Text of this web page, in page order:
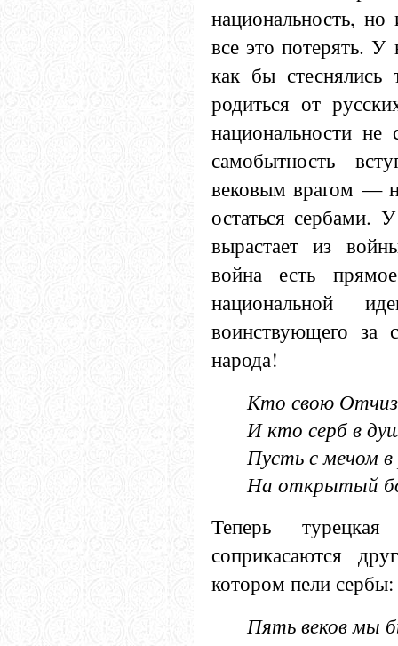
национальность,
все это потерять.
как бы стеснялись
родиться от
национальности
самобытность
вековым врагом —
остаться сербами.
вырастает из
война есть
национальной
воинствующего за
народа!
Кто свою
И кто серб в
Пусть с мечом
На открытый
Теперь
соприкасаются
котором пели сербы:
Пять веков мы